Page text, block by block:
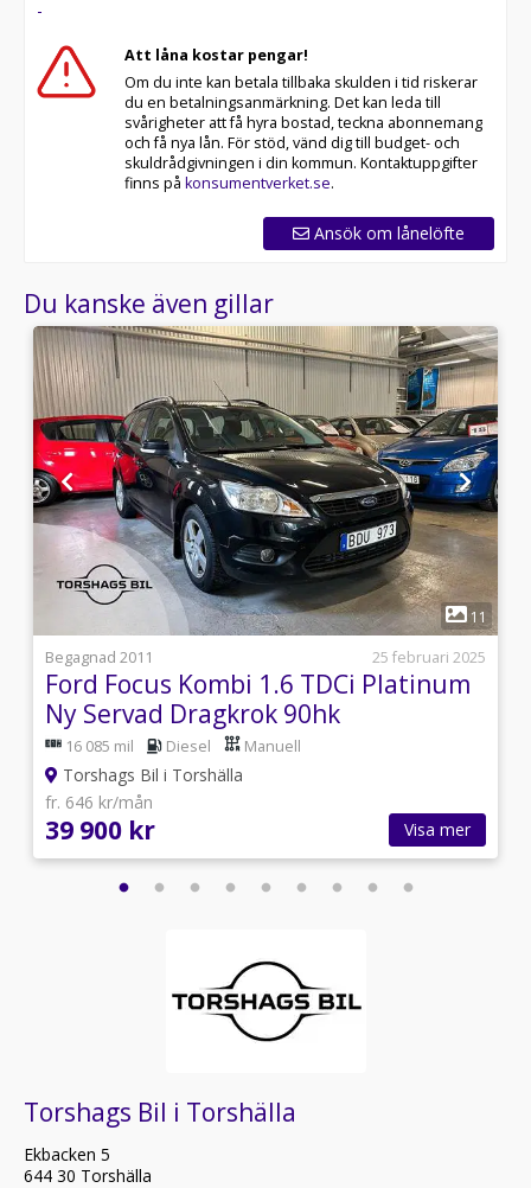
-
Att låna kostar pengar!
Om du inte kan betala tillbaka skulden i tid riskerar
du en betalningsanmärkning. Det kan leda till
svårigheter att få hyra bostad, teckna abonnemang
och få nya lån. För stöd, vänd dig till budget- och
skuldrådgivningen i din kommun. Kontaktuppgifter
finns på konsumentverket.se.
Ansök om lånelöfte
Du kanske även gillar
1
11
Begagnad 2011
25 februari 2025
Ford Focus Kombi 1.6 TDCi Platinum
Ny Servad Dragkrok 90hk
16 085 mil Diesel Manuell
Torshags Bil i Torshälla
fr. 646 kr/mån
39 900 kr Visa mer
Torshags Bil i Torshälla
Ekbacken 5
644 30 Torshälla